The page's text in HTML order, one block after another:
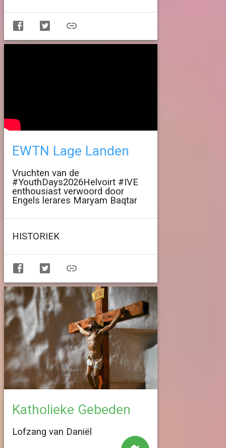
EWTN Lage Landen
Vruchten van de
#YouthDays2026Helvoirt #IVE
enthousiast verwoord door
Engels lerares Maryam Baqtar
HISTORIEK
Katholieke Gebeden
Lofzang van Daniël